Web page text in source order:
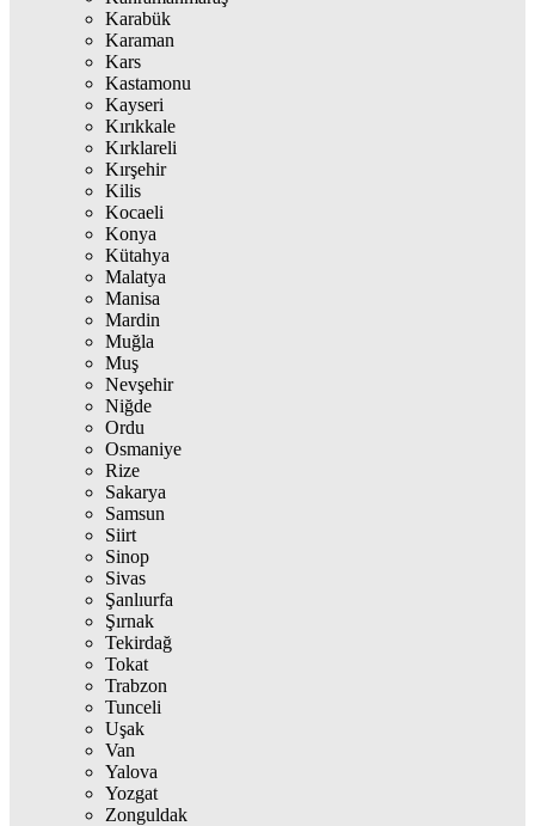
Karabük
Karaman
Kars
Kastamonu
Kayseri
Kırıkkale
Kırklareli
Kırşehir
Kilis
Kocaeli
Konya
Kütahya
Malatya
Manisa
Mardin
Muğla
Muş
Nevşehir
Niğde
Ordu
Osmaniye
Rize
Sakarya
Samsun
Siirt
Sinop
Sivas
Şanlıurfa
Şırnak
Tekirdağ
Tokat
Trabzon
Tunceli
Uşak
Van
Yalova
Yozgat
Zonguldak